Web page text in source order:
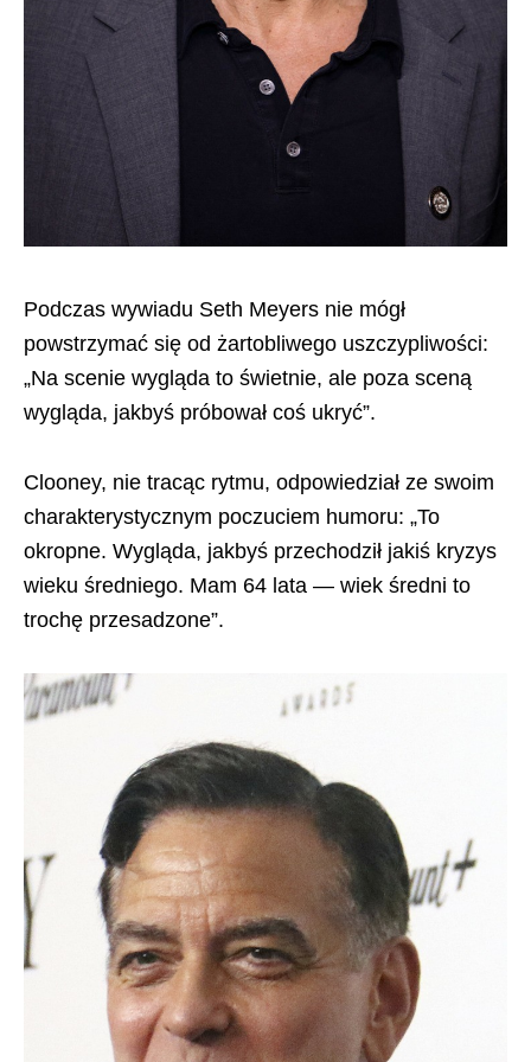
Podczas wywiadu Seth Meyers nie mógł
powstrzymać się od żartobliwego uszczypliwości:
„Na scenie wygląda to świetnie, ale poza sceną
wygląda, jakbyś próbował coś ukryć”.
Clooney, nie tracąc rytmu, odpowiedział ze swoim
charakterystycznym poczuciem humoru: „To
okropne. Wygląda, jakbyś przechodził jakiś kryzys
wieku średniego. Mam 64 lata — wiek średni to
trochę przesadzone”.